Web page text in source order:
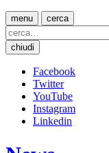
menu cerca
chiudi
Facebook
Twitter
YouTube
Instagram
Linkedin